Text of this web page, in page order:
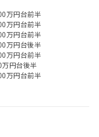
万円台前半
万円台前半
万円台前半
万円台後半
万円台前半
円台後半
万円台前半